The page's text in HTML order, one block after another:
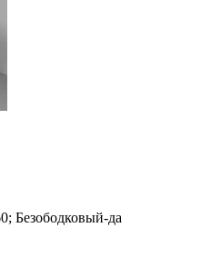
Безободковый-да